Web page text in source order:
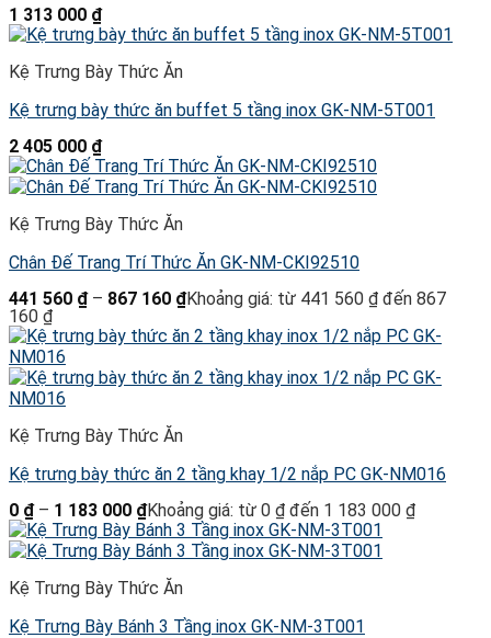
1 313 000 ₫
Kệ Trưng Bày Thức Ăn
Kệ trưng bày thức ăn buffet 5 tầng inox GK-NM-5T001
2 405 000 ₫
Kệ Trưng Bày Thức Ăn
Chân Đế Trang Trí Thức Ăn GK-NM-CKI92510
441 560 ₫ – 867 160 ₫Khoảng giá: từ 441 560 ₫ đến 867
160 ₫
Kệ Trưng Bày Thức Ăn
Kệ trưng bày thức ăn 2 tầng khay 1/2 nắp PC GK-NM016
0 ₫ – 1 183 000 ₫Khoảng giá: từ 0 ₫ đến 1 183 000 ₫
Kệ Trưng Bày Thức Ăn
Kệ Trưng Bày Bánh 3 Tầng inox GK-NM-3T001